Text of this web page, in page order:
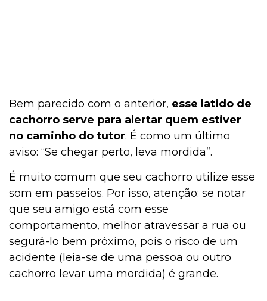
Bem parecido com o anterior, esse latido de
cachorro serve para alertar quem estiver
no caminho do tutor. É como um último
aviso: “Se chegar perto, leva mordida”.
É muito comum que seu cachorro utilize esse
som em passeios. Por isso, atenção: se notar
que seu amigo está com esse
comportamento, melhor atravessar a rua ou
segurá-lo bem próximo, pois o risco de um
acidente (leia-se de uma pessoa ou outro
cachorro levar uma mordida) é grande.